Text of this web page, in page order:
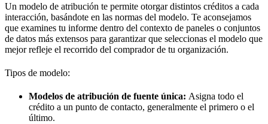
Un modelo de atribución te permite otorgar distintos créditos a cada
interacción, basándote en las normas del modelo. Te aconsejamos
que examines tu informe dentro del contexto de paneles o conjuntos
de datos más extensos para garantizar que seleccionas el modelo que
mejor refleje el recorrido del comprador de tu organización.
Tipos de modelo:
Modelos de atribución de fuente única: Asigna todo el
crédito a un punto de contacto, generalmente el primero o el
último.